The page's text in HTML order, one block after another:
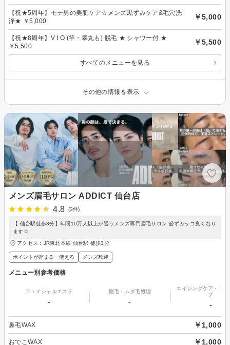
【祝★5周年】モテ男の美肌ケア☆メンズ黒ずみケア&毛穴洗
浄★ ￥5,000
￥5,000
【祝★8周年】V I O (竿・睾丸も) 脱毛 ★ シャワー付 ★
￥5,500
￥5,500
すべてのメニューを見る
その他の情報を表示
メンズ眉毛サロン ADDICT 仙台店
4.8
(3件)
【 仙台駅徒歩3分】年間10万人以上が通うメンズ専門眉毛サロン 必ずカッコ良くなり
ます☆
アクセス：JR東北本線 仙台駅 徒歩3分
ポイントが貯まる・使える メンズ歓迎
メニュー別参考価格
フェイシャルエステ
-
脱毛・ムダ毛処理
-
エイジングケア・リ
プ
-
鼻毛WAX ￥1,000
おでこWAX ￥1,000